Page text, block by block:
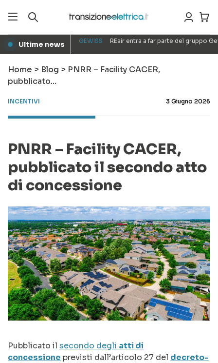
● Ultime news GEWISS REair entra a far parte del gruppo
Home > Blog > PNRR – Facility CACER,
pubblicato…
INCENTIVI 3 Giugno 2026
PNRR – Facility CACER,
pubblicato il secondo atto
di concessione
Pubblicato il secondo degli atti di
concessione previsti dall’articolo 27 del decreto-